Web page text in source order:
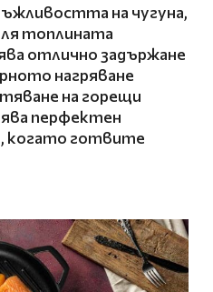
на чугуна,
топлината
отлично задържане
нагряване
на горещи
перфектен
когато готвите